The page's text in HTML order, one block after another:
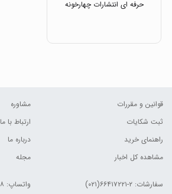
حرفه ای انتشارات چهارخونه
قوانین و مقررات
ثبت شکایات
راهنمای خرید
مشاهده کل اخبار
مشاوره
ارتباط با ما
درباره ما
مجله
سفارشات: ۲-۶۶۴۱۷۲۲۱(۰۲۱) واتساپ: ۰۹۱۲۴۵۰۳۸۴۸